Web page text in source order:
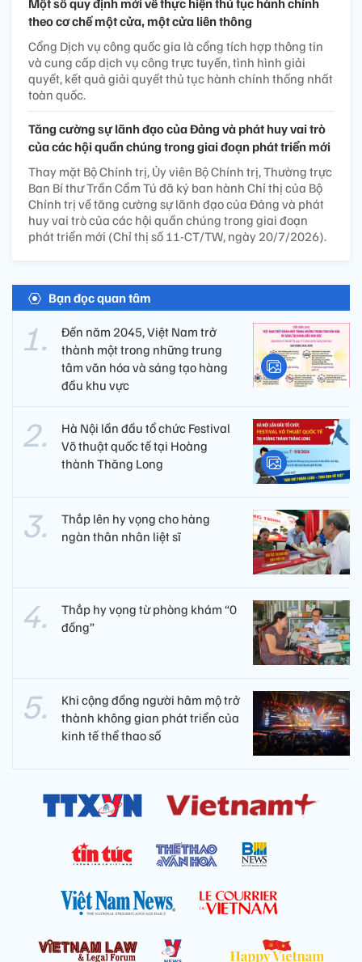
theo cơ chế một cửa, một cửa liên thông
Cổng Dịch vụ công quốc gia là cổng tích hợp thông tin
và cung cấp dịch vụ công trực tuyến, tình hình giải
quyết, kết quả giải quyết thủ tục hành chính thống nhất
toàn quốc.
Tăng cường sự lãnh đạo của Đảng và phát huy vai trò
của các hội quần chúng trong giai đoạn phát triển mới
Thay mặt Bộ Chính trị, Ủy viên Bộ Chính trị, Thường trực
Ban Bí thư Trần Cẩm Tú đã ký ban hành Chỉ thị của Bộ
Chính trị về tăng cường sự lãnh đạo của Đảng và phát
huy vai trò của các hội quần chúng trong giai đoạn
phát triển mới (Chỉ thị số 11-CT/TW, ngày 20/7/2026).
Bạn đọc quan tâm
Đến năm 2045, Việt Nam trở
thành một trong những trung
tâm văn hóa và sáng tạo hàng
đầu khu vực
Hà Nội lần đầu tổ chức Festival
Võ thuật quốc tế tại Hoàng
thành Thăng Long
Thắp lên hy vọng cho hàng
ngàn thân nhân liệt sĩ
Thắp hy vọng từ phòng khám “0
đồng”
Khi cộng đồng người hâm mộ trở
thành không gian phát triển của
kinh tế thể thao số